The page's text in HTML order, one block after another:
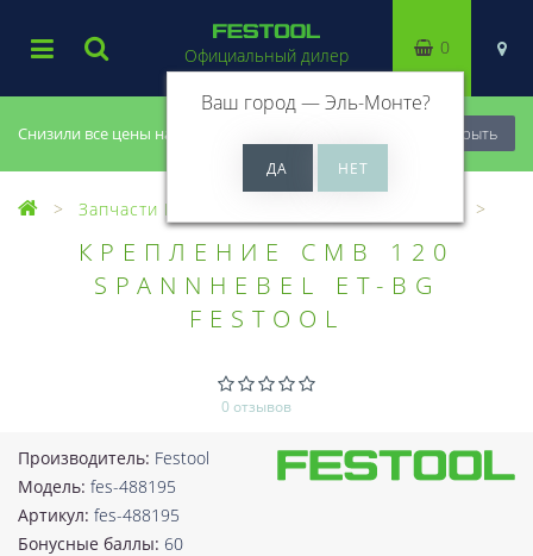
Снизили все цены на 20%, успей купить! Закрыть
Официальный дилер
Ваш город —Эль-Монте?
0
Запчасти Festool
КРЕПЛЕНИЕ CMB 120
SPANNHEBEL ET-BG
FESTOOL
0 отзывов
Производитель: Festool
Модель: fes-488195
Артикул: fes-488195
Бонусные баллы: 60